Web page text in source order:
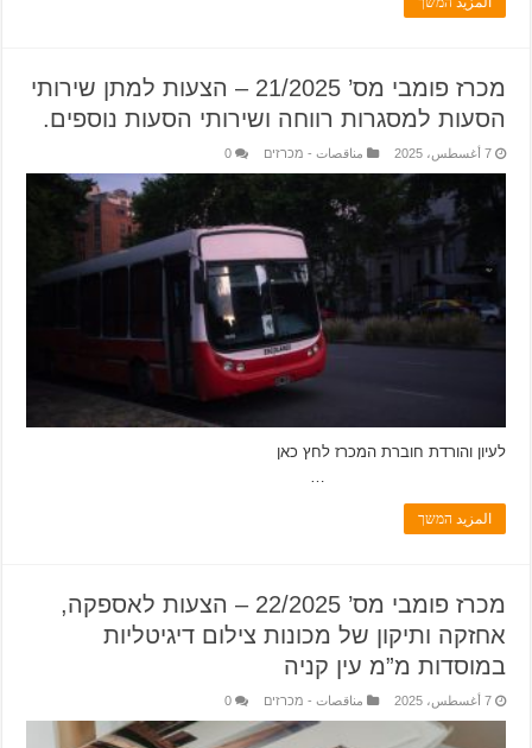
מכרז פומבי מס’ 21/2025 – הצעות למתן שירותי
הסעות למסגרות רווחה ושירותי הסעות נוספים.
7 أغسطس، 2025 مناقصات - מכרזים 0
לעיון והורדת חוברת המכרז לחץ כאן
…
المزيد המשך
מכרז פומבי מס’ 22/2025 – הצעות לאספקה,
אחזקה ותיקון של מכונות צילום דיגיטליות
במוסדות מ”מ עין קניה
7 أغسطس، 2025 مناقصات - מכרזים 0